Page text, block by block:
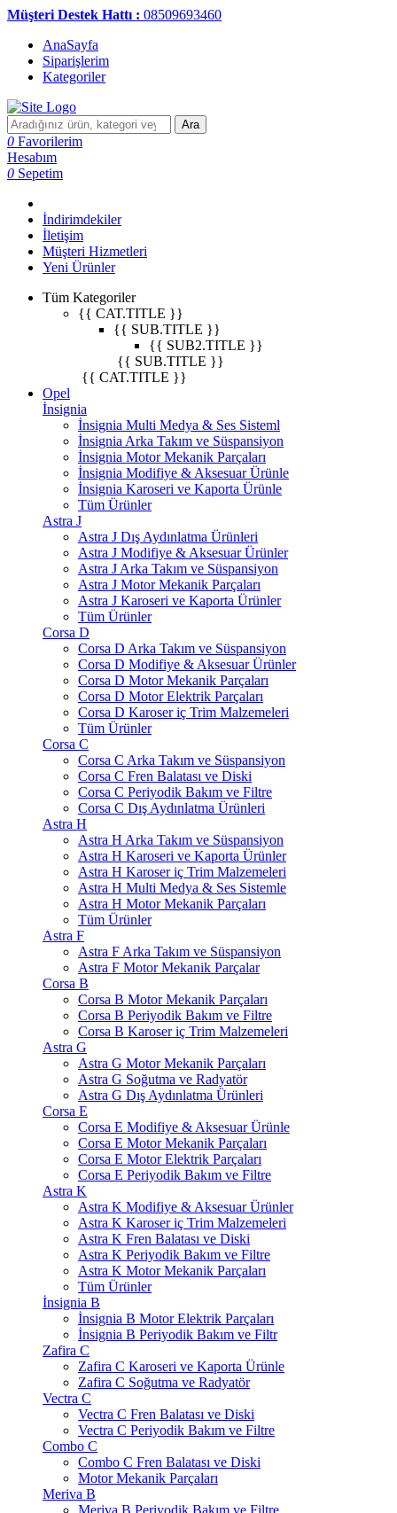
Müşteri Destek Hattı : 08509693460
AnaSayfa
Siparişlerim
Kategoriler
Ara
0 Favorilerim
Hesabım
0 Sepetim
İndirimdekiler
İletişim
Müşteri Hizmetleri
Yeni Ürünler
Tüm Kategoriler
{{ CAT.TITLE }}
{{ SUB.TITLE }}
{{ SUB2.TITLE }}
{{ SUB.TITLE }}
{{ CAT.TITLE }}
Opel
İnsignia
İnsignia Multi Medya & Ses Sisteml
İnsignia Arka Takım ve Süspansiyon
İnsignia Motor Mekanik Parçaları
İnsignia Modifiye & Aksesuar Ürünle
İnsignia Karoseri ve Kaporta Ürünle
Tüm Ürünler
Astra J
Astra J Dış Aydınlatma Ürünleri
Astra J Modifiye & Aksesuar Ürünler
Astra J Arka Takım ve Süspansiyon
Astra J Motor Mekanik Parçaları
Astra J Karoseri ve Kaporta Ürünler
Tüm Ürünler
Corsa D
Corsa D Arka Takım ve Süspansiyon
Corsa D Modifiye & Aksesuar Ürünler
Corsa D Motor Mekanik Parçaları
Corsa D Motor Elektrik Parçaları
Corsa D Karoser iç Trim Malzemeleri
Tüm Ürünler
Corsa C
Corsa C Arka Takım ve Süspansiyon
Corsa C Fren Balatası ve Diski
Corsa C Periyodik Bakım ve Filtre
Corsa C Dış Aydınlatma Ürünleri
Astra H
Astra H Arka Takım ve Süspansiyon
Astra H Karoseri ve Kaporta Ürünler
Astra H Karoser iç Trim Malzemeleri
Astra H Multi Medya & Ses Sistemle
Astra H Motor Mekanik Parçaları
Tüm Ürünler
Astra F
Astra F Arka Takım ve Süspansiyon
Astra F Motor Mekanik Parçalar
Corsa B
Corsa B Motor Mekanik Parçaları
Corsa B Periyodik Bakım ve Filtre
Corsa B Karoser iç Trim Malzemeleri
Astra G
Astra G Motor Mekanik Parçaları
Astra G Soğutma ve Radyatör
Astra G Dış Aydınlatma Ürünleri
Corsa E
Corsa E Modifiye & Aksesuar Ürünle
Corsa E Motor Mekanik Parçaları
Corsa E Motor Elektrik Parçaları
Corsa E Periyodik Bakım ve Filtre
Astra K
Astra K Modifiye & Aksesuar Ürünler
Astra K Karoser iç Trim Malzemeleri
Astra K Fren Balatası ve Diski
Astra K Periyodik Bakım ve Filtre
Astra K Motor Mekanik Parçaları
Tüm Ürünler
İnsignia B
İnsignia B Motor Elektrik Parçaları
İnsignia B Periyodik Bakım ve Filtr
Zafira C
Zafira C Karoseri ve Kaporta Ürünle
Zafira C Soğutma ve Radyatör
Vectra C
Vectra C Fren Balatası ve Diski
Vectra C Periyodik Bakım ve Filtre
Combo C
Combo C Fren Balatası ve Diski
Motor Mekanik Parçaları
Meriva B
Meriva B Periyodik Bakım ve Filtre